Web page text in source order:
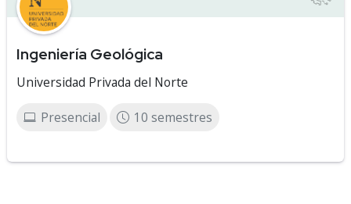
Ingeniería Geológica
Universidad Privada del Norte
Presencial 10 semestres